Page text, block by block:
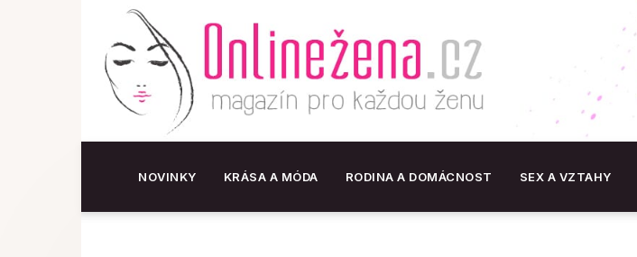
NOVINKY KRÁSA A MÓDA RODINA A DOMÁCNOST SEX A VZTAHY